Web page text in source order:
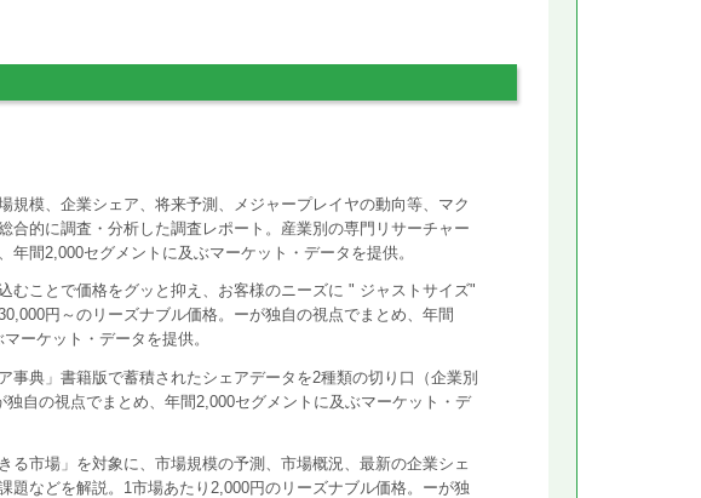
規模、企業シェア、将来予測、メジャープレイヤの動向等、マク
合的に調査・分析した調査レポート。産業別の専門リサーチャー
年間2,000セグメントに及ぶマーケット・データを提供。
むことで価格をグッと抑え、お客様のニーズに " ジャストサイズ"
円～のリーズナブル価格。ーが独自の視点でまとめ、年間
ーケット・データを提供。
事典」書籍版で蓄積されたシェアデータを2種類の切り口（企業別
独自の視点でまとめ、年間2,000セグメントに及ぶマーケット・デ
る市場」を対象に、市場規模の予測、市場概況、最新の企業シェ
題などを解説。1市場あたり2,000円のリーズナブル価格。ーが独